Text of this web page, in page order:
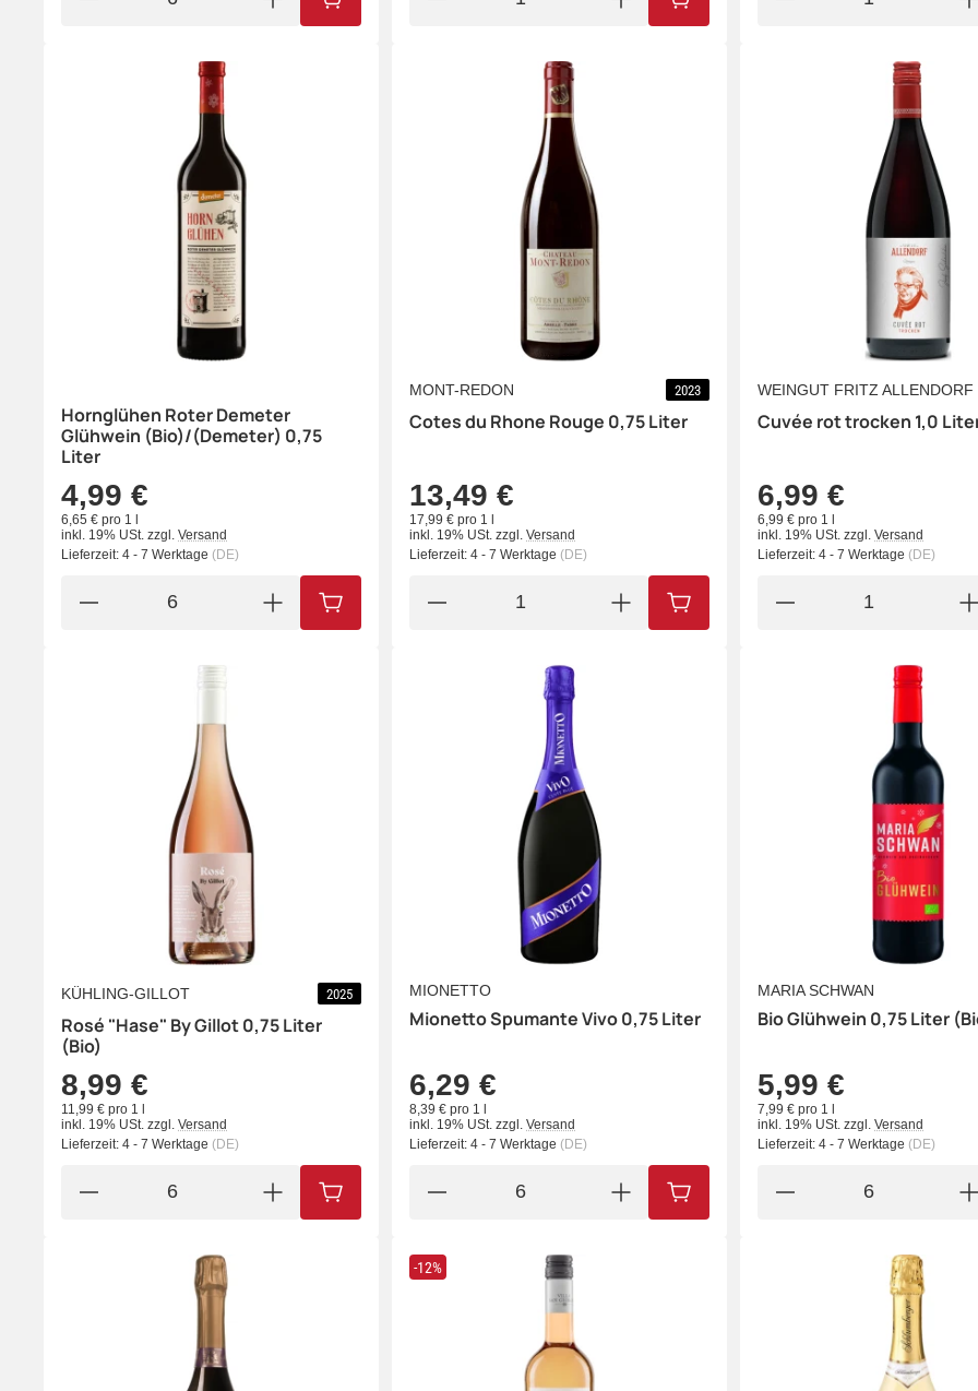
IN DEN WARENKORB IN DEN WARENKORB
Hornglühen Roter Demeter
Glühwein (Bio)/(Demeter) 0,75
Liter
4,99 €
6,65 € pro 1 l
inkl. 19% USt. zzgl. Versand
Lieferzeit: 4 - 7 Werktage (DE)
IN DEN WARENKORB
MONT-REDON 2023
Cotes du Rhone Rouge 0,75 Liter
13,49 €
17,99 € pro 1 l
inkl. 19% USt. zzgl. Versand
Lieferzeit: 4 - 7 Werktage (DE)
IN DEN WARENKORB
WEINGUT FRITZ ALLENDORF
Cuvée rot trocken 1,0
6,99 €
6,99 € pro 1 l
inkl. 19% USt. zzgl. Versand
Lieferzeit: 4 - 7 Werktage (DE)
KÜHLING-GILLOT 2025
Rosé "Hase" By Gillot 0,75 Liter
(Bio)
8,99 €
11,99 € pro 1 l
inkl. 19% USt. zzgl. Versand
Lieferzeit: 4 - 7 Werktage (DE)
IN DEN WARENKORB
MIONETTO
Mionetto Spumante Vivo 0,75 Liter
6,29 €
8,39 € pro 1 l
inkl. 19% USt. zzgl. Versand
Lieferzeit: 4 - 7 Werktage (DE)
IN DEN WARENKORB
MARIA SCHWAN
Bio Glühwein 0,75 Liter
5,99 €
7,99 € pro 1 l
inkl. 19% USt. zzgl. Versand
Lieferzeit: 4 - 7 Werktage (DE)
-12%